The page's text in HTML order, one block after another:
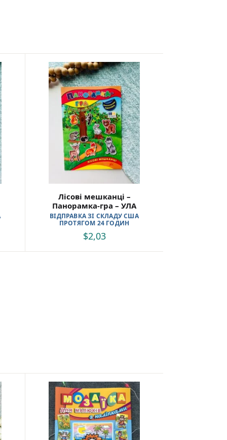
Лісові мешканці –
Панорамка-гра – УЛА
ВІДПРАВКА ЗІ СКЛАДУ США
ПРОТЯГОМ 24 ГОДИН
$2,03